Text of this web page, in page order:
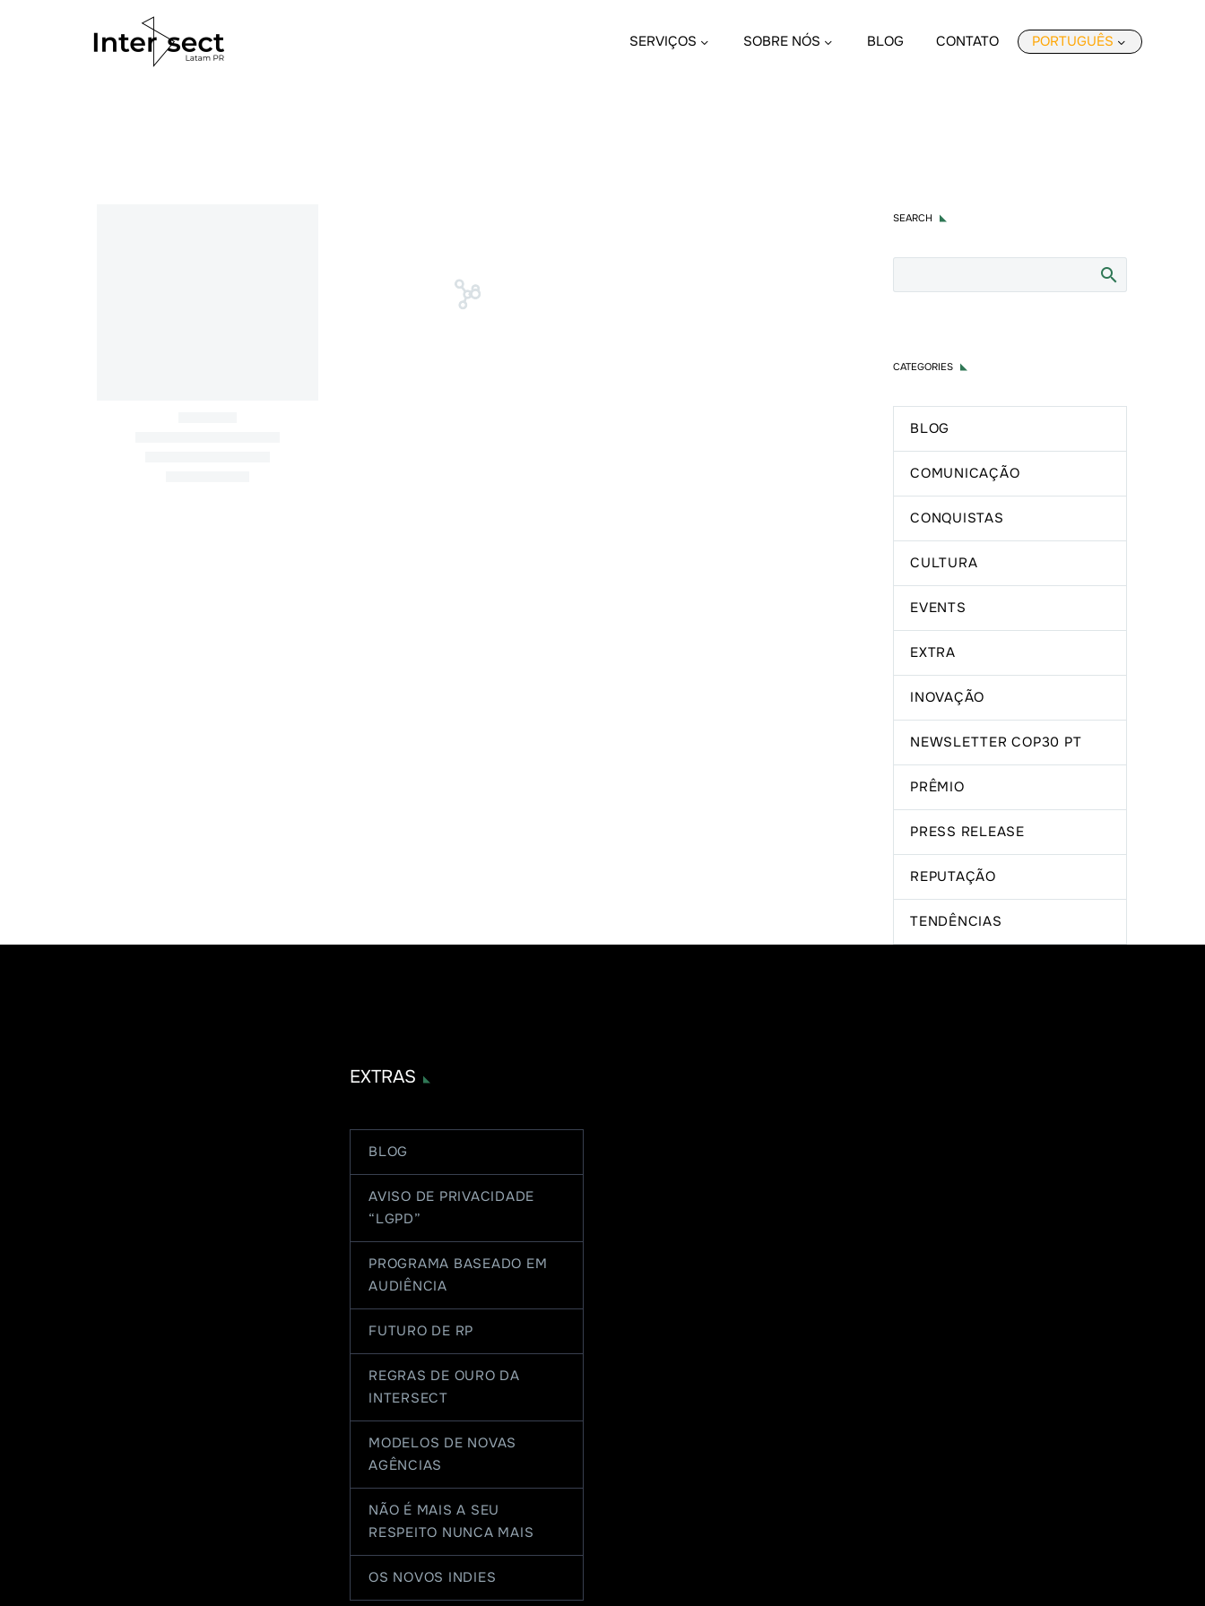
SERVIÇOS SOBRE NÓS BLOG CONTATO PORTUGUÊS
SEARCH
CATEGORIES
BLOG
COMUNICAÇÃO
CONQUISTAS
CULTURA
EVENTS
EXTRA
INOVAÇÃO
NEWSLETTER COP30 PT
PRÊMIO
PRESS RELEASE
REPUTAÇÃO
TENDÊNCIAS
EXTRAS
BLOG
AVISO DE PRIVACIDADE
“LGPD”
PROGRAMA BASEADO EM
AUDIÊNCIA
FUTURO DE RP
REGRAS DE OURO DA
INTERSECT
MODELOS DE NOVAS
AGÊNCIAS
NÃO É MAIS A SEU
RESPEITO NUNCA MAIS
OS NOVOS INDIES